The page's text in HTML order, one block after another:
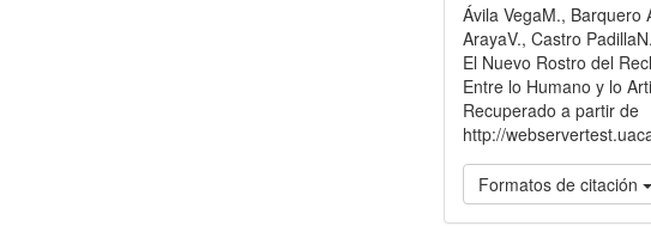
Ávila VegaM., Barquero
ArayaV., Castro
El Nuevo Rostro del
Entre lo Humano y lo
Recuperado a partir de
http://
Formatos de citación